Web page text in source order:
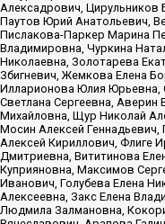
Алексадрович, Цирульников
Паутов Юрий Анатольевич,
Пислакова-Паркер Марина
Владимировна, Чуркина
Николаевна, Золотарева
Збигневич, Жемкова Елена
Илларионова Юлия Юрьевна,
Светлана Сергеевна,
Михайловна, Щур Николай
Мосин Алексей
Алексей Кириллович, Флиге
Дмитриевна, Вититинова
Куприяновна, Максимов
Иванович, Голубева Елена
Алексеевна, Закс Елена
Людмила Залмановна,